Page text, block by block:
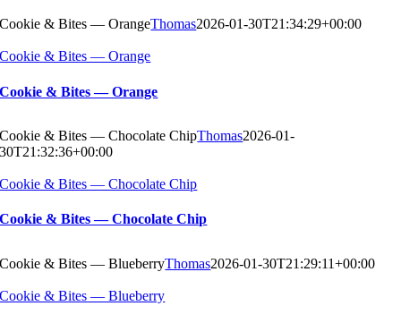
Cookie & Bites — OrangeThomas2026-01-30T21:34:29+00:00
Cookie & Bites — Orange
Cookie & Bites — Orange
Cookie & Bites — Chocolate ChipThomas2026-01-
30T21:32:36+00:00
Cookie & Bites — Chocolate Chip
Cookie & Bites — Chocolate Chip
Cookie & Bites — BlueberryThomas2026-01-30T21:29:11+00:00
Cookie & Bites — Blueberry